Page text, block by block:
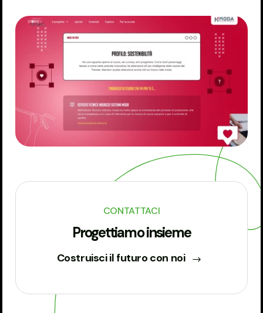
CONTATTACI
Progettiamo insieme
Costruisci il futuro con noi